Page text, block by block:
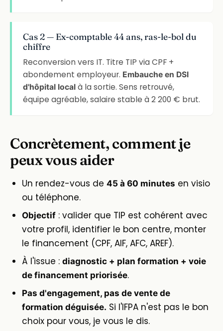
Cas 2 — Ex-comptable 44 ans, ras-le-bol du
chiffre
Reconversion vers IT. Titre TIP via CPF +
abondement employeur. Embauche en DSI
d'hôpital local à la sortie. Sens retrouvé,
équipe agréable, salaire stable à 2 200 € brut.
Concrètement, comment je
peux vous aider
Un rendez-vous de 45 à 60 minutes en visio
ou téléphone.
Objectif : valider que TIP est cohérent avec
votre profil, identifier le bon centre, monter
le financement (CPF, AIF, AFC, AREF).
À l'issue : diagnostic + plan formation + voie
de financement priorisée.
Pas d'engagement, pas de vente de
formation déguisée. Si l'IFPA n'est pas le bon
choix pour vous, je vous le dis.